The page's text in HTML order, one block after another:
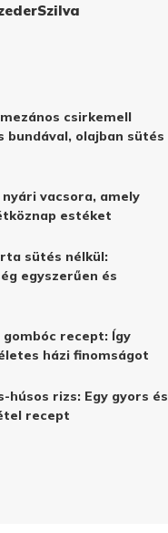
Szilva
csirkemell
bundával, olajban sütés
nyári vacsora, amely
estéket
sütés nélkül:
egyszerűen és
recept: Így
házi finomságot
húsos rizs: Egy gyors és
recept